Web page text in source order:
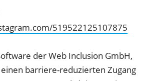
519522125107875
der Web Inclusion GmbH,
barriere-reduzierten Zugang